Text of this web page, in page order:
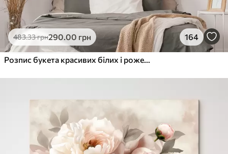
483.33грн290.00 грн 164
Розпис букета красивих білих і рожевих півоній у скляній вазі на дерев'яному столі